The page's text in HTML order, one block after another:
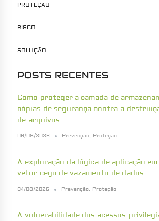
PROTEÇÃO
RISCO
SOLUÇÃO
POSTS RECENTES
Como proteger a camada de
cópias de segurança contra a
de arquivos
06/08/2026 Prevenção, Proteção
A exploração da lógica de aplicação
vetor cego de vazamento de dados
04/08/2026 Prevenção, Proteção
A vulnerabilidade dos acessos